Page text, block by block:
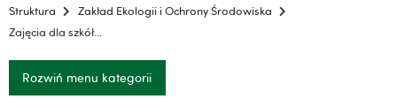
Struktura
Zakład Ekologii i Ochrony Środowiska
Zajęcia dla szkół...
Rozwiń menu kategorii